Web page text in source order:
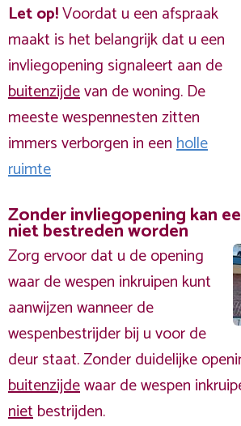
Let op!Voordat u een afspraak
maakt is het belangrijk dat u een
invliegopening signaleert aan de
buitenzijdevan de woning. De
meeste wespennesten zitten
immers verborgen in eenholle
ruimte
Zonder invliegopening kan
niet bestreden worden
Zorg ervoor dat u de opening
waar de wespen inkruipen kunt
aanwijzen wanneer de
wespenbestrijder bij u voor de
deur staat. Zonder duidelijke
buitenzijdewaar de wespen
nietbestrijden.